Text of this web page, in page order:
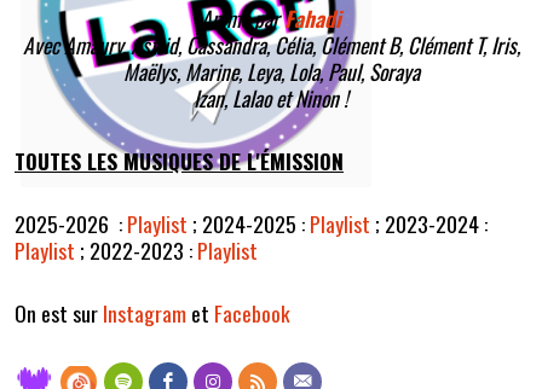
Animé parFahadi
Avec Amaury, Astrid, Cassandra, Célia, Clément B, Clément T, Iris,
Maëlys, Marine, Leya, Lola, Paul, Soraya
Izan, Lalao et Ninon !
TOUTES LES MUSIQUES DE L'ÉMISSION
2025-2026 :Playlist ; 2024-2025 :Playlist ; 2023-2024 :
Playlist ; 2022-2023 :Playlist
On est surInstagramet Facebook